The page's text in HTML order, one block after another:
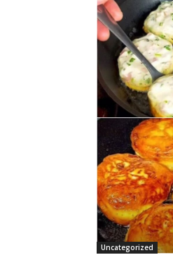
Uncategorized